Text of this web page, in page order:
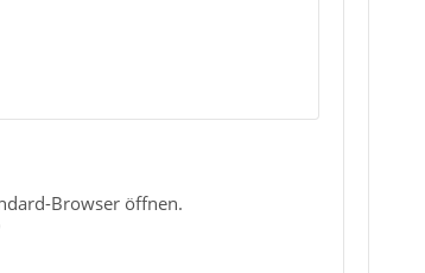
Browser öffnen.